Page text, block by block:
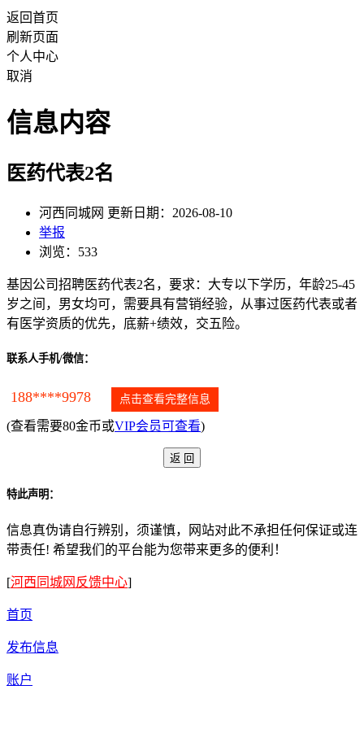
返回首页
刷新页面
个人中心
取消
信息内容
医药代表2名
河西同城网 更新日期：2026-08-10
举报
浏览：533
基因公司招聘医药代表2名，要求：大专以下学历，年龄25-45
岁之间，男女均可，需要具有营销经验，从事过医药代表或者
有医学资质的优先，底薪+绩效，交五险。
联系人手机/微信：
188****9978 点击查看完整信息
(查看需要80金币或VIP会员可查看)
特此声明：
信息真伪请自行辨别，须谨慎，网站对此不承担任何保证或连
带责任! 希望我们的平台能为您带来更多的便利！
[河西同城网反馈中心]
首页
发布信息
账户